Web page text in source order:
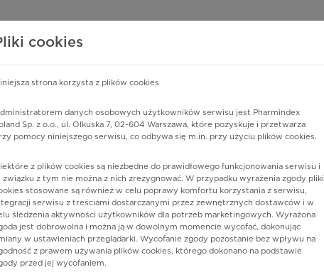
o lekach
PHARMINDEX
nieokreślone
cookies
strona korzysta z plików cookies
danych osobowych użytkowników serwisu jest Pharmindex
Sp. z o.o., ul. Olkuska 7, 02-604 Warszawa, które pozyskuje i przetwarza
pomocy niniejszego serwisu, co odbywa się m.in. przy użyciu plików cookies.
z plików cookies są niezbędne do prawidłowego funkcjonowania serwisu i
związku z tym nie można z nich zrezygnować. W przypadku wyrażenia zgody pliki
stosowane są również w celu poprawy komfortu korzystania z serwisu,
serwisu z treściami dostarczanymi przez zewnętrznych dostawców i w
śledzenia aktywności użytkowników dla potrzeb marketingowych. Wyrażona
jest dobrowolna i można ją w dowolnym momencie wycofać, dokonując
w ustawieniach przeglądarki. Wycofanie zgody pozostanie bez wpływu na
z prawem używania plików cookies, którego dokonano na podstawie
przed jej wycofaniem.